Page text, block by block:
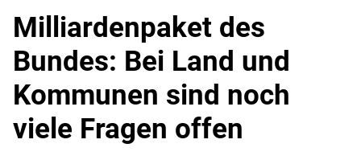
Milliardenpaket des
Bundes: Bei Land und
Kommunen sind noch
viele Fragen offen